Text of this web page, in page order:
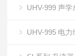
UHV-999 声学
UHV-995 电力